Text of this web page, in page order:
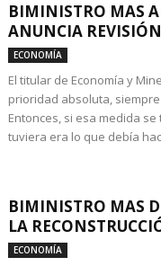
BIMINISTRO MAS
ANUNCIA
ECONOMÍA
El titular de Economía y
prioridad absoluta,
Entonces, si esa medida
tuviera era lo que debía
BIMINISTRO MAS
LA
ECONOMÍA